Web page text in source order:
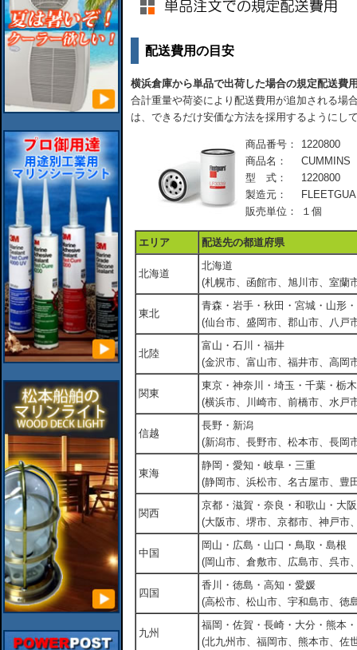
配送費用の目安
横浜倉庫から単品で出荷した場合の規定配送費
合計重量や荷姿により配送費用が追加される場
は、できるだけ安価な方法を採用するようにし
商品番号：
1220800
商品名：
CUMMINS
型 式：
1220800
製造元：
販売単位：
１個
エリア 配送先の都道府県
北海道
北海道
(札幌市、函館市、旭川市、室蘭
東北
青森・岩手・秋田・宮城・山形
(仙台市、盛岡市、郡山市、八戸
北陸
富山・石川・福井
(金沢市、富山市、福井市、高岡
関東
東京・神奈川・埼玉・千葉・栃
(横浜市、川崎市、前橋市、水戸
信越
長野・新潟
(新潟市、長野市、松本市、長岡
東海
静岡・愛知・岐阜・三重
(静岡市、浜松市、名古屋市、豊
関西
京都・滋賀・奈良・和歌山・大
(大阪市、堺市、京都市、神戸市
中国
岡山・広島・山口・鳥取・島根
(岡山市、倉敷市、広島市、呉市
四国
香川・徳島・高知・愛媛
(高松市、松山市、宇和島市、徳
九州
福岡・佐賀・長崎・大分・熊本
(北九州市、福岡市、熊本市、佐